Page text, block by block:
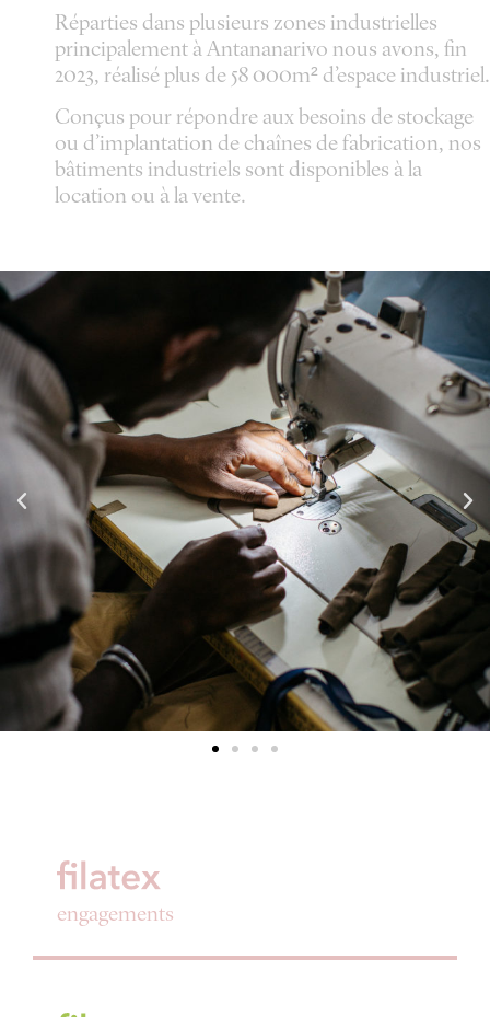
Réparties dans plusieurs zones industrielles
principalement à Antananarivo nous avons, fin
2023, réalisé plus de 58 000m² d’espace industriel.
Conçus pour répondre aux besoins de stockage
ou d’implantation de chaînes de fabrication, nos
bâtiments industriels sont disponibles à la
location ou à la vente.
engagements